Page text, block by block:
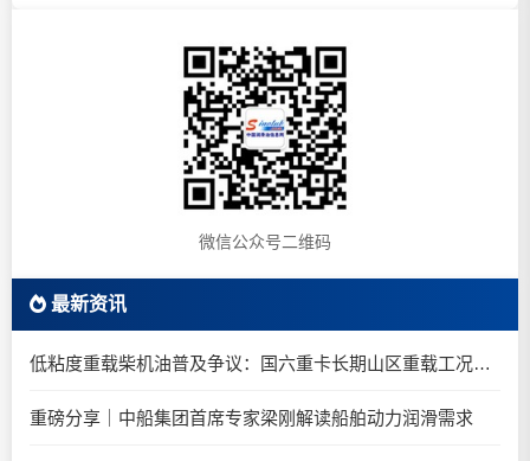
微信公众号二维码
最新资讯
低粘度重载柴机油普及争议：国六重卡长期山区重载工况是否适合0W-20柴油机油？
重磅分享｜中船集团首席专家梁刚解读船舶动力润滑需求